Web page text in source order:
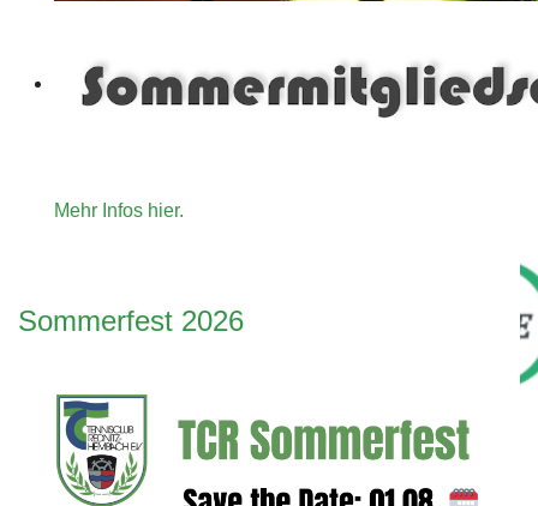
Mehr Infos hier.
Bei unserem Partner "Fitness Complete" erhalten
für das Fit bleiben.Mehr....
Sommerfest 2026